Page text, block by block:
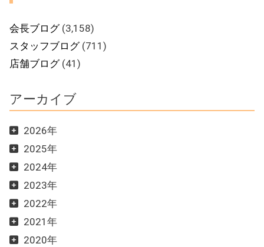
会長ブログ(3,158)
スタッフブログ(711)
店舗ブログ(41)
アーカイブ
2026年
2025年
2024年
2023年
2022年
2021年
2020年